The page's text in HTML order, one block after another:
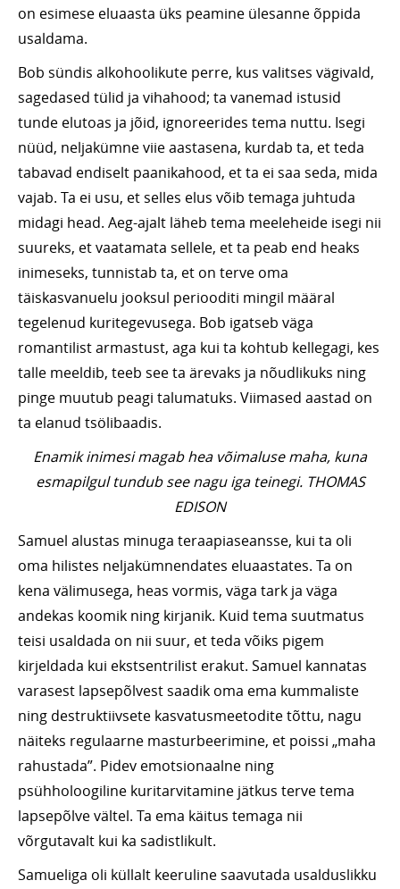
on esimese eluaasta üks peamine ülesanne õppida
usaldama.
Bob sündis alkohoolikute perre, kus valitses vägivald,
sagedased tülid ja vihahood; ta vanemad istusid
tunde elutoas ja jõid, ignoreerides tema nuttu. Isegi
nüüd, neljakümne viie aastasena, kurdab ta, et teda
tabavad endiselt paanikahood, et ta ei saa seda, mida
vajab. Ta ei usu, et selles elus võib temaga juhtuda
midagi head. Aeg-ajalt läheb tema meeleheide isegi nii
suureks, et vaatamata sellele, et ta peab end heaks
inimeseks, tunnistab ta, et on terve oma
täiskasvanuelu jooksul periooditi mingil määral
tegelenud kuritegevusega. Bob igatseb väga
romantilist armastust, aga kui ta kohtub kellegagi, kes
talle meeldib, teeb see ta ärevaks ja nõudlikuks ning
pinge muutub peagi talumatuks. Viimased aastad on
ta elanud tsölibaadis.
Enamik inimesi magab hea võimaluse maha, kuna
esmapilgul tundub see nagu iga teinegi. THOMAS
EDISON
Samuel alustas minuga teraapiaseansse, kui ta oli
oma hilistes neljakümnendates eluaastates. Ta on
kena välimusega, heas vormis, väga tark ja väga
andekas koomik ning kirjanik. Kuid tema suutmatus
teisi usaldada on nii suur, et teda võiks pigem
kirjeldada kui ekstsentrilist erakut. Samuel kannatas
varasest lapsepõlvest saadik oma ema kummaliste
ning destruktiivsete kasvatusmeetodite tõttu, nagu
näiteks regulaarne masturbeerimine, et poissi „maha
rahustada”. Pidev emotsionaalne ning
psühholoogiline kuritarvitamine jätkus terve tema
lapsepõlve vältel. Ta ema käitus temaga nii
võrgutavalt kui ka sadistlikult.
Samueliga oli küllalt keeruline saavutada usalduslikku